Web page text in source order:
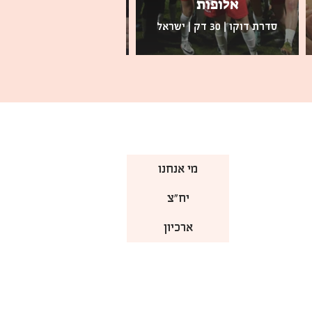
אלופות
סדרת דוקו | 30 דק | ישראל
מי אנחנו
יח"צ
ארכיון